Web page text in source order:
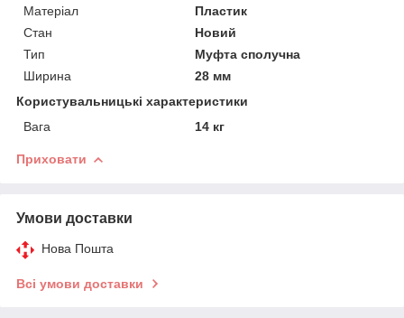
Матеріал
Пластик
Стан
Новий
Тип
Муфта сполучна
Ширина
28 мм
Користувальницькі характеристики
Вага
14 кг
Приховати
Умови доставки
Нова Пошта
Всі умови доставки